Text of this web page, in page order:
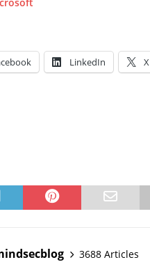
LinkedIn X
3688 Articles